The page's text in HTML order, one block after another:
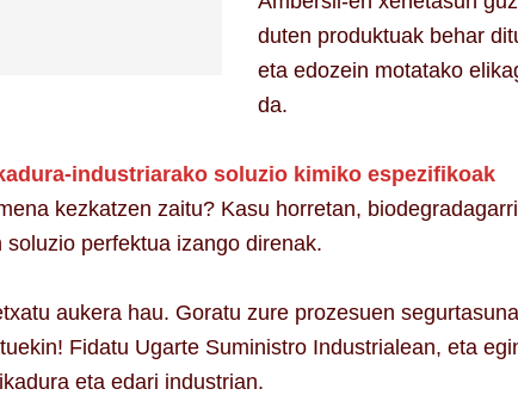
duten produktuak behar
eta edozein motatako
da.
industriarako soluzio kimiko espezifikoak
kezkatzen zaitu? Kasu horretan,
soluzio perfektua izango direnak.
aukera hau. Goratu zure prozesuen
Fidatu Ugarte Suministro Industrialean, eta
eta edari industrian.